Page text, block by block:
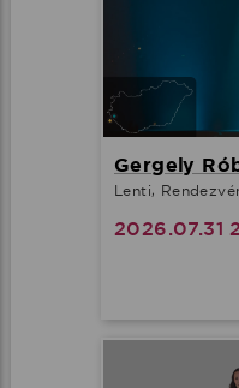
Gergely
Lenti,
2026.07.31